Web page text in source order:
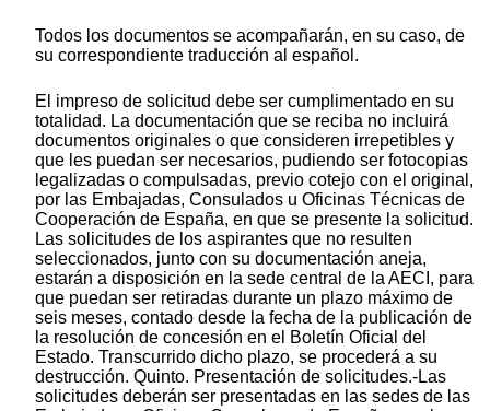
Todos los documentos se acompañarán, en su caso, de
su correspondiente traducción al español.
El impreso de solicitud debe ser cumplimentado en su
totalidad. La documentación que se reciba no incluirá
documentos originales o que consideren irrepetibles y
que les puedan ser necesarios, pudiendo ser fotocopias
legalizadas o compulsadas, previo cotejo con el original,
por las Embajadas, Consulados u Oficinas Técnicas de
Cooperación de España, en que se presente la solicitud.
Las solicitudes de los aspirantes que no resulten
seleccionados, junto con su documentación aneja,
estarán a disposición en la sede central de la AECI, para
que puedan ser retiradas durante un plazo máximo de
seis meses, contado desde la fecha de la publicación de
la resolución de concesión en el Boletín Oficial del
Estado. Transcurrido dicho plazo, se procederá a su
destrucción. Quinto. Presentación de solicitudes.-Las
solicitudes deberán ser presentadas en las sedes de las